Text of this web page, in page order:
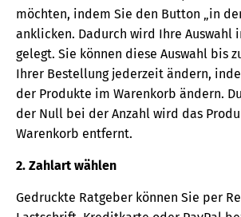
möchten, indem Sie den Button „in
anklicken. Dadurch wird Ihre Auswahl
gelegt. Sie können diese Auswahl bis
Ihrer Bestellung jederzeit ändern,
der Produkte im Warenkorb ändern.
der Null bei der Anzahl wird das
Warenkorb entfernt.
2. Zahlart wählen
Gedruckte Ratgeber können Sie per